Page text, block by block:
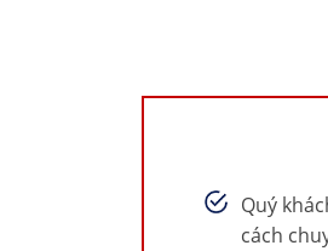
Quý
cách